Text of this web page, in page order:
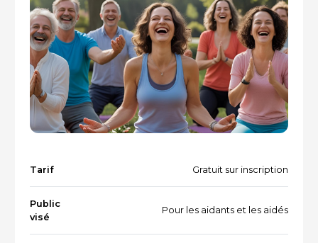
Dispositifs aidants/aidés
QUI SOMMES-NOUS ?
L'équipe
Le Comité des parties prenantes
Les évènements
Recherche par mots-clés
Tarif Gratuit sur inscription
Public
visé
Pour les aidants et les aidés